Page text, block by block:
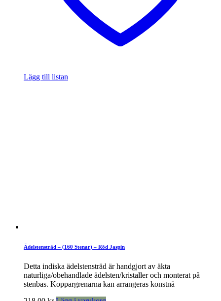
Lägg till listan
Ädelstensträd – (160 Stenar) – Röd Jaspin
Detta indiska ädelstensträd är handgjort av äkta
naturliga/obehandlade ädelsten/kristaller och monterat på
stenbas. Koppargrenarna kan arrangeras konstnä